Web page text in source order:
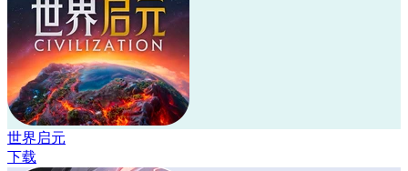
世界启元
下载